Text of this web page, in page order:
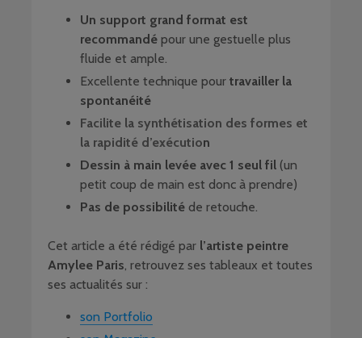
Un support grand format est
recommandé pour une gestuelle plus
fluide et ample.
Excellente technique pour travailler la
spontanéité
Facilite la synthétisation des formes et
la rapidité d’exécution
Dessin à main levée avec 1 seul fil (un
petit coup de main est donc à prendre)
Pas de possibilité de retouche.
Cet article a été rédigé par l’artiste peintre
Amylee Paris, retrouvez ses tableaux et toutes
ses actualités sur :
son Portfolio